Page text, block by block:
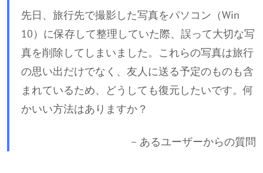
先日、旅行先で撮影した写真をパソコン（Win
10）に保存して整理していた際、誤って大切な写
真を削除してしまいました。これらの写真は旅行
の思い出だけでなく、友人に送る予定のものも含
まれているため、どうしても復元したいです。何
かいい方法はありますか？
– あるユーザーからの質問